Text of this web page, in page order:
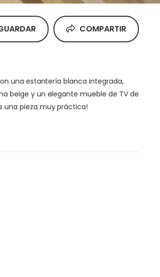
COMPARTIR
una estantería blanca integrada,
beige y un elegante mueble de TV de
una pieza muy práctica!